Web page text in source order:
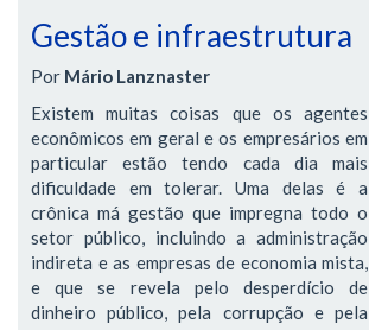
Gestão e infraestrutura
Por Mário Lanznaster
Existem muitas coisas que os agentes
econômicos em geral e os empresários em
particular estão tendo cada dia mais
dificuldade em tolerar. Uma delas é a
crônica má gestão que impregna todo o
setor público, incluindo a administração
indireta e as empresas de economia mista,
e que se revela pelo desperdício de
dinheiro público, pela corrupção e pela